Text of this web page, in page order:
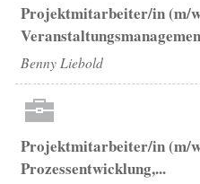
Projektmitarbeiter/in (m/
Benny Liebold
Projektmitarbeiter/in (m/
Prozessentwicklung,...